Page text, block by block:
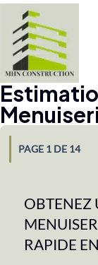
PAGE 1 DE 14
OBTENEZ
RAPIDE